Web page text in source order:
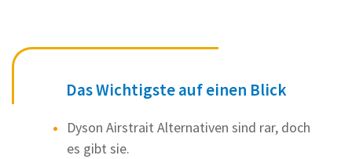
Das Wichtigste auf einen Blick
Dyson Airstrait Alternativen sind rar, doch
es gibt sie.